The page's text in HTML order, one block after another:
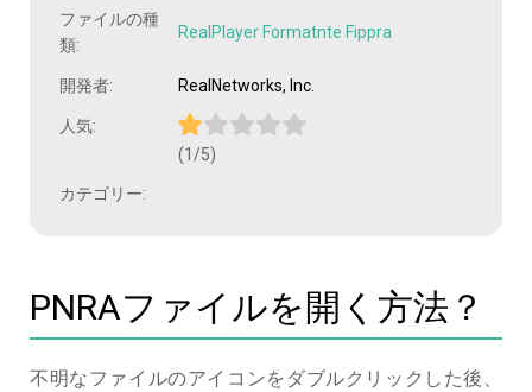
ファイルの種
類:
RealPlayer Formatnte Fippra
開発者: RealNetworks, Inc.
人気:
(1/5)
カテゴリー:
PNRAファイルを開く方法？
不明なファイルのアイコンをダブルクリックした後、